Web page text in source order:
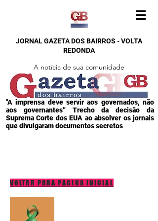
JORNAL GAZETA DOS BAIRROS - VOLTA
REDONDA
A notícia de sua comunidade
"A imprensa deve servir aos governados, não
aos governantes” Trecho da decisão da
Suprema Corte dos EUA ao absolver os jornais
que divulgaram documentos secretos
VOLTAR PARA PÁGINA INICIAL